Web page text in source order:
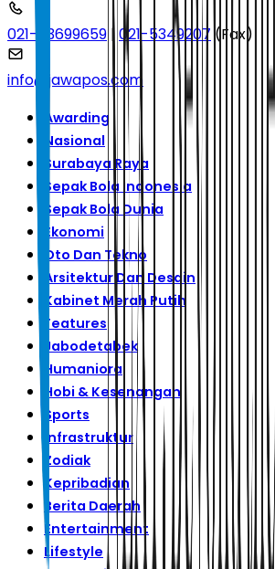
021-53699659 |021-5349207(Fax)
info@jawapos.com
Awarding
Nasional
Surabaya Raya
Sepak Bola Indonesia
Sepak Bola Dunia
Ekonomi
Oto Dan Tekno
Arsitektur Dan Desain
Kabinet Merah Putih
Features
Jabodetabek
Humaniora
Hobi & Kesenangan
Sports
Infrastruktur
Zodiak
Kepribadian
Berita Daerah
Entertainment
Lifestyle